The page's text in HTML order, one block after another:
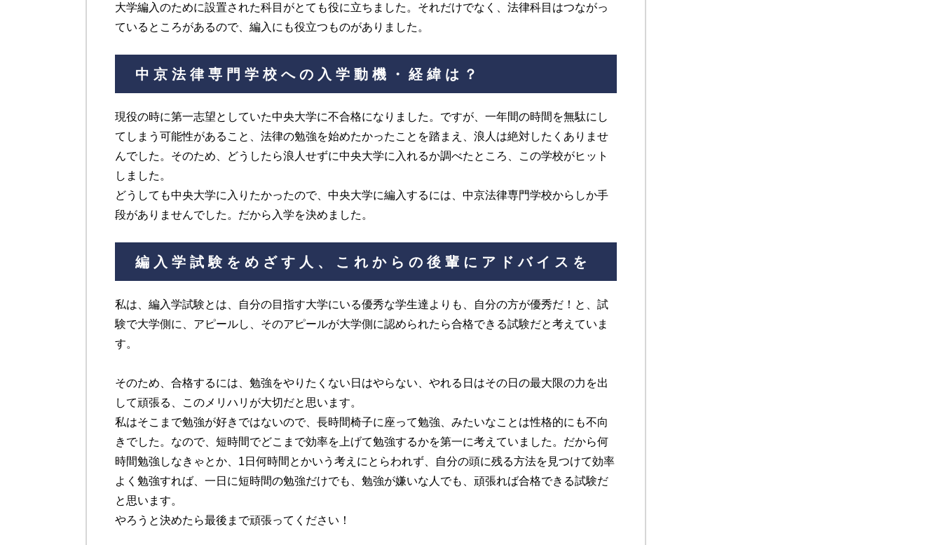
大学編入のために設置された科目がとても役に立ちました。それだけでなく、法律科目はつながっ
ているところがあるので、編入にも役立つものがありました。
中京法律専門学校への入学動機・経緯は？
現役の時に第一志望としていた中央大学に不合格になりました。ですが、一年間の時間を無駄にし
てしまう可能性があること、法律の勉強を始めたかったことを踏まえ、浪人は絶対したくありませ
んでした。そのため、どうしたら浪人せずに中央大学に入れるか調べたところ、この学校がヒット
しました。
どうしても中央大学に入りたかったので、中央大学に編入するには、中京法律専門学校からしか手
段がありませんでした。だから入学を決めました。
編入学試験をめざす人、これからの後輩にアドバイスを
私は、編入学試験とは、自分の目指す大学にいる優秀な学生達よりも、自分の方が優秀だ！と、試
験で大学側に、アピールし、そのアピールが大学側に認められたら合格できる試験だと考えていま
す。
そのため、合格するには、勉強をやりたくない日はやらない、やれる日はその日の最大限の力を出
して頑張る、このメリハリが大切だと思います。
私はそこまで勉強が好きではないので、長時間椅子に座って勉強、みたいなことは性格的にも不向
きでした。なので、短時間でどこまで効率を上げて勉強するかを第一に考えていました。だから何
時間勉強しなきゃとか、1日何時間とかいう考えにとらわれず、自分の頭に残る方法を見つけて効率
よく勉強すれば、一日に短時間の勉強だけでも、勉強が嫌いな人でも、頑張れば合格できる試験だ
と思います。
やろうと決めたら最後まで頑張ってください！